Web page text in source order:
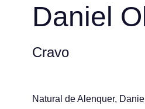
Daniel
Cravo
Natural de Alenquer,